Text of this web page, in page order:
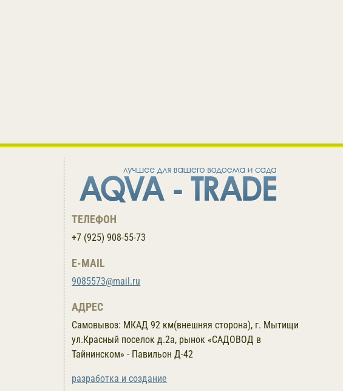
ТЕЛЕФОН
+7 (925) 908-55-73
E-MAIL
9085573@mail.ru
АДРЕС
Самовывоз: МКАД 92 км(внешняя сторона), г. Мытищи
ул.Красный поселок д.2а, рынок «САДОВОД в
Тайнинском» - Павильон Д-42
разработка и создание